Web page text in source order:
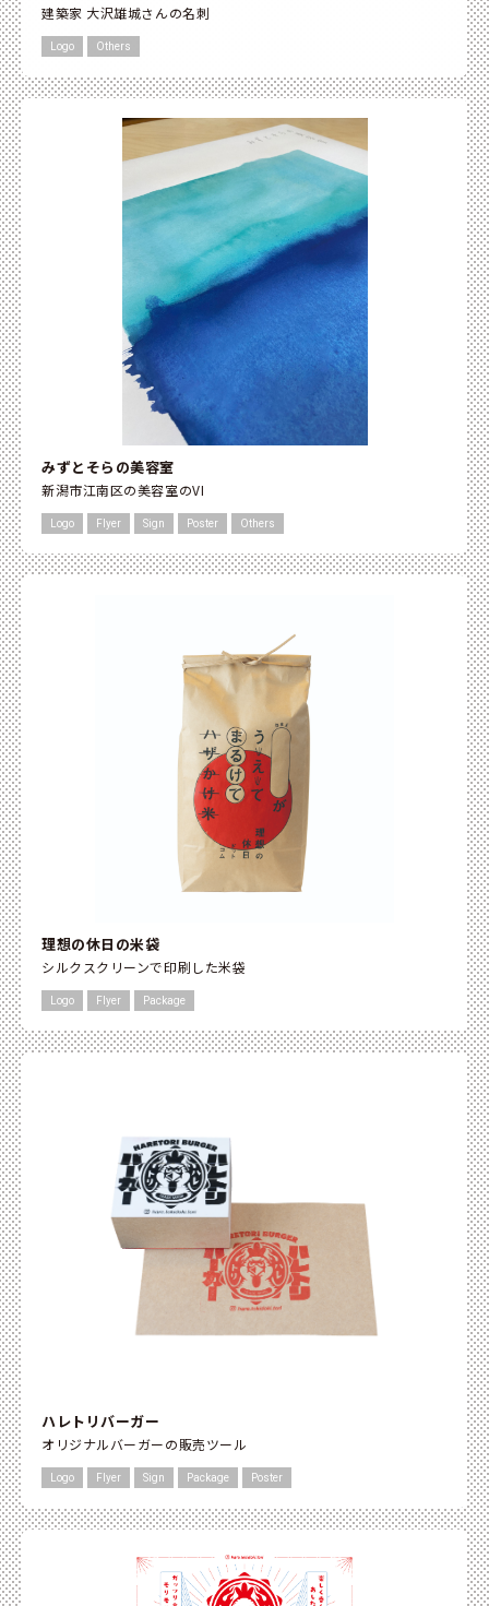
建築家 大沢雄城さんの名刺
Logo Others
みずとそらの美容室
新潟市江南区の美容室のVI
Logo Flyer Sign Poster Others
理想の休日の米袋
シルクスクリーンで印刷した米袋
Logo Flyer Package
ハレトリバーガー
オリジナルバーガーの販売ツール
Logo Flyer Sign Package Poster